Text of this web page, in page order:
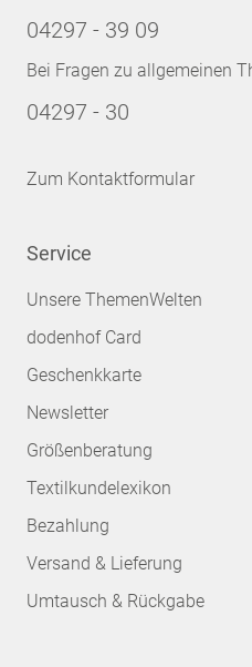
04297 - 39 09
Bei Fragen zu allgemeinen
04297 - 30
Zum Kontaktformular
Service
Unsere ThemenWelten
dodenhof Card
Geschenkkarte
Newsletter
Größenberatung
Textilkundelexikon
Bezahlung
Versand & Lieferung
Umtausch & Rückgabe